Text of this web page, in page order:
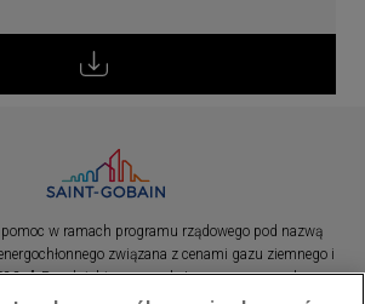
w ramach programu rządowego pod nazwą
związana z cenami gazu ziemnego i
r.”. Przedsiębiorca uzyskał pomoc w ramach